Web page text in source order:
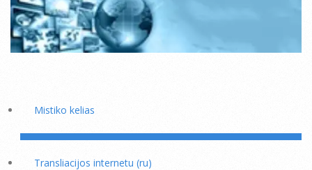
Mistiko kelias
Transliacijos internetu (ru)